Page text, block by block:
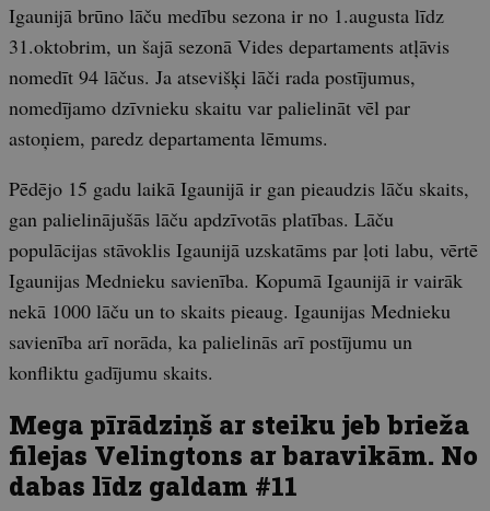
Igaunijā brūno lāču medību sezona ir no 1.augusta līdz
31.oktobrim, un šajā sezonā Vides departaments atļāvis
nomedīt 94 lāčus. Ja atsevišķi lāči rada postījumus,
nomedījamo dzīvnieku skaitu var palielināt vēl par
astoņiem, paredz departamenta lēmums.
Pēdējo 15 gadu laikā Igaunijā ir gan pieaudzis lāču skaits,
gan palielinājušās lāču apdzīvotās platības. Lāču
populācijas stāvoklis Igaunijā uzskatāms par ļoti labu, vērtē
Igaunijas Mednieku savienība. Kopumā Igaunijā ir vairāk
nekā 1000 lāču un to skaits pieaug. Igaunijas Mednieku
savienība arī norāda, ka palielinās arī postījumu un
konfliktu gadījumu skaits.
Mega pīrādziņš ar steiku jeb brieža
filejas Velingtons ar baravikām. No
dabas līdz galdam #11